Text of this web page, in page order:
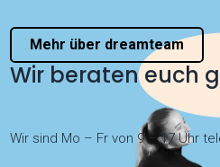
Mehr über dreamteam
Wir beraten euch
Wir sind Mo – Fr von 9 – 17 Uhr